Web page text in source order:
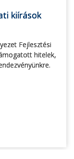
kiírások
Fejlesztési
hitelek,